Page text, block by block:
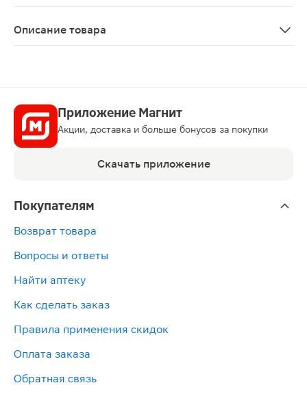
Описание товара
Приложение Магнит
Акции, доставка и больше бонусов за покупки
Скачать приложение
Покупателям
Возврат товара
Вопросы и ответы
Найти аптеку
Как сделать заказ
Правила применения скидок
Оплата заказа
Обратная связь